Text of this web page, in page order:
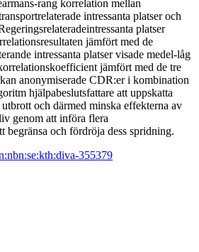
rang korrelation mellan
intressanta platser och
platser
jämfört med de
intressanta platser visade medel-låg
jämfört med de tre
anonymiserade CDR:er i kombination
hjälpabeslutsfattare att uppskatta
och därmed minska effekterna av
genom att införa flera
begränsa och fördröja dess spridning.
355379